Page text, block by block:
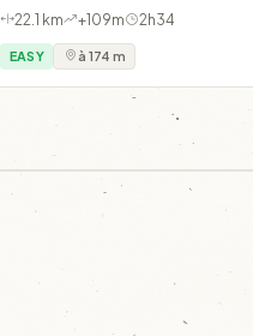
22.1 km +109m 2h34
EASY à 174 m